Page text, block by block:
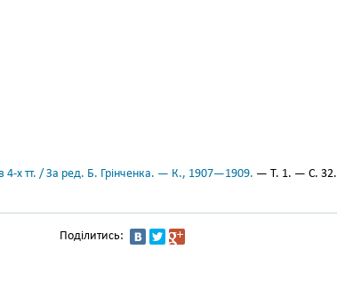
4-х тт. / За ред. Б. Грінченка. — К., 1907—1909. — Т. 1. — С. 32.
Поділитись: